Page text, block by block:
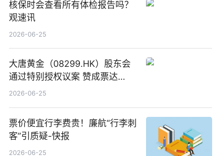
核保时会查看所有体检报告吗？
观速讯
2026-06-25
大唐黄金（08299.HK）股东会
通过特别授权议案 赞成票达
100%_新动态
2026-06-25
票价便宜行李费贵！廉航“行李刺
客”引质疑-快报
2026-06-25